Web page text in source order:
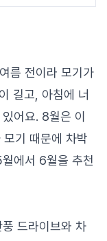
름 전이라 모기가
길고, 아침에 너
어요. 8월은 이
기 때문에 차박
에서 6월을 추천
드라이브와 차